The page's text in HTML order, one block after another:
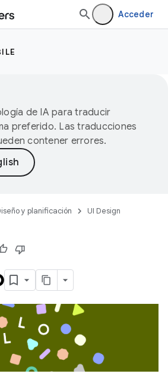
Acceder
de IA para traducir
preferido. Las traducciones
contener errores.
y planificación
UI Design